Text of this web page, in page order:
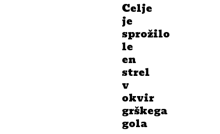
Celje
je
sprožilo
le
en
strel
v
okvir
grškega
gola